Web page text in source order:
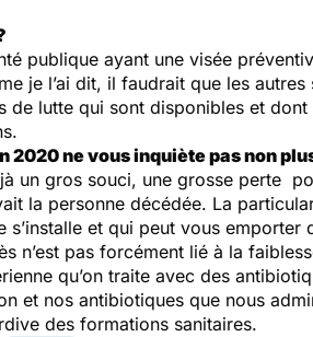
publique ayant une visée
je l’ai dit, il faudrait que les
lutte qui sont disponibles et
2020 ne vous inquiète pas non
un gros souci, une grosse perte
la personne décédée. La
et qui peut vous
n’est pas forcément lié à la
qu’on traite avec des
et nos antibiotiques que nous
des formations sanitaires.